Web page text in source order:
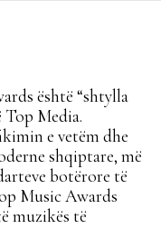
është “shtylla
Media.
e vetëm dhe
shqiptare, më
botërore të
Music Awards
muzikës të